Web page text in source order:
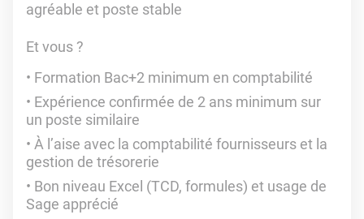
agréable et poste stable
Et vous ?
Formation Bac+2 minimum en comptabilité
Expérience confirmée de 2 ans minimum sur
un poste similaire
À l’aise avec la comptabilité fournisseurs et la
gestion de trésorerie
Bon niveau Excel (TCD, formules) et usage de
Sage apprécié